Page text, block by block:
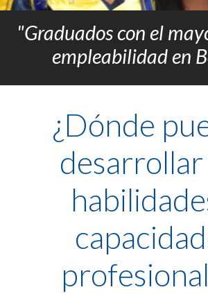
"Graduados con el
empleabilidad en
¿Dónde